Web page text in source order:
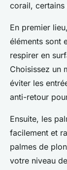
corail, certains
En premier
éléments sont
respirer en
Choisissez un
éviter les
anti-retour
Ensuite, les
facilement et
palmes de
votre niveau